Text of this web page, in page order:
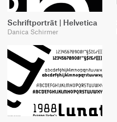
Schriftporträt | Helvetica
Danica Schirmer